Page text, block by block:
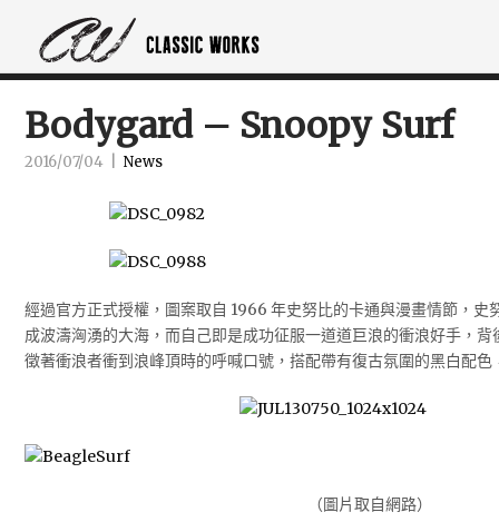
Bodygard – Snoopy Surf
2016/07/04 News
經過官方正式授權，圖案取自 1966 年史努比的卡通與漫畫情節，史
成波濤洶湧的大海，而自己即是成功征服一道道巨浪的衝浪好手，
徵著衝浪者衝到浪峰頂時的呼喊口號，搭配帶有復古氛圍的黑白配
（圖片取自網路）